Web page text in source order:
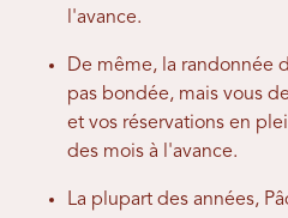
l'avance.
De même, la randonnée
pas bondée, mais vous
et vos réservations en
des mois à l'avance.
La plupart des années,